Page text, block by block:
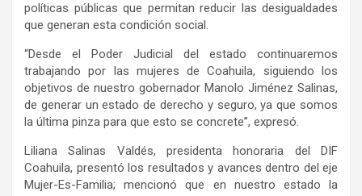
políticas públicas que permitan reducir las desigualdades
que generan esta condición social.
“Desde el Poder Judicial del estado continuaremos
trabajando por las mujeres de Coahuila, siguiendo los
objetivos de nuestro gobernador Manolo Jiménez Salinas,
de generar un estado de derecho y seguro, ya que somos
la última pinza para que esto se concrete”, expresó.
Liliana Salinas Valdés, presidenta honoraria del DIF
Coahuila, presentó los resultados y avances dentro del eje
Mujer-Es-Familia; mencionó que en nuestro estado la